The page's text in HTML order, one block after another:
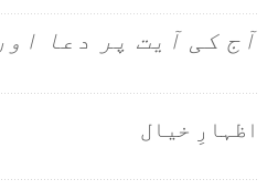
آج کی آیت پر دعا
اظہارِ خیال